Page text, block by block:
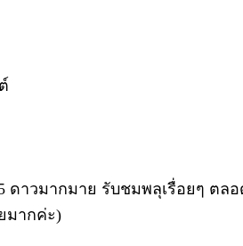
ดาวมากมาย รับชมพลุเรื่อยๆ ตล
มากค่ะ)